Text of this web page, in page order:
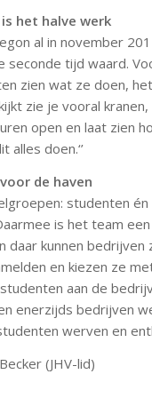
het halve werk
al in november
seconde tijd waard.
zien wat ze doen,
zie je vooral
open en laat zien
alles doen.‘’
de haven
studenten
is het team
daar kunnen bedrijven
en kiezen ze
aan de
enerzijds bedrijven
werven en
(JHV-lid)